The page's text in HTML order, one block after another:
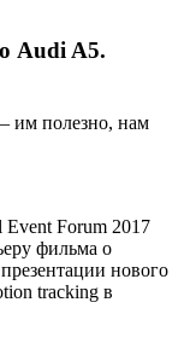
Audi A5.
им полезно, нам
Forum 2017
фильма о
нового
tracking в